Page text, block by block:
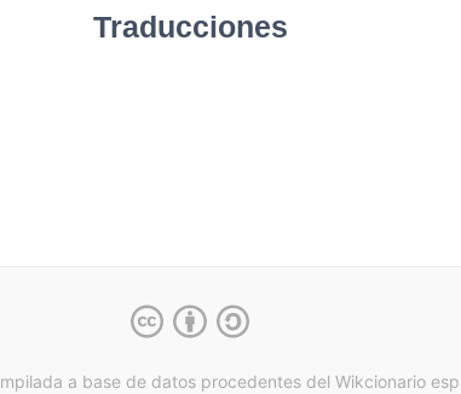
Traducciones
a base de datos procedentes del Wikcionario